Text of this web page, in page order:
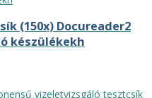
(150x) Docureader2
készülékekh